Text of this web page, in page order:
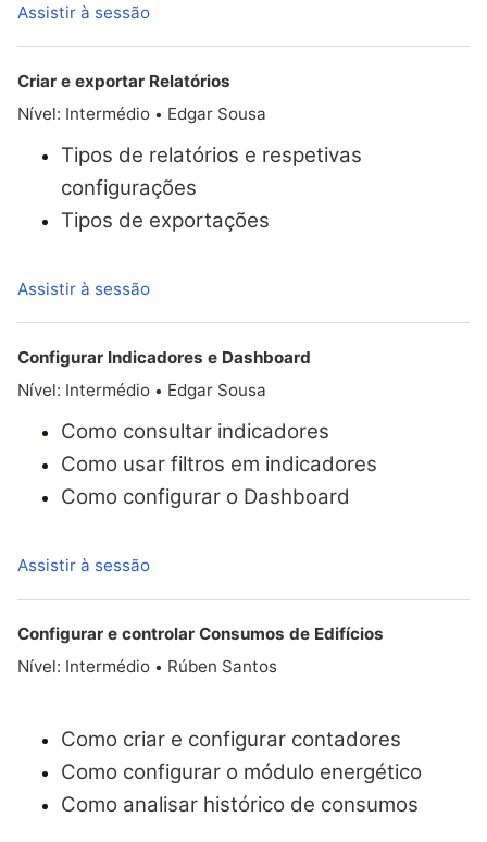
Assistir à sessão
Criar e exportar Relatórios
Nível: Intermédio • Edgar Sousa
Tipos de relatórios e respetivas
configurações
Tipos de exportações
Assistir à sessão
Configurar Indicadores e Dashboard
Nível: Intermédio • Edgar Sousa
Como consultar indicadores
Como usar filtros em indicadores
Como configurar o Dashboard
Assistir à sessão
Configurar e controlar Consumos de Edifícios
Nível: Intermédio • Rúben Santos
Como criar e configurar contadores
Como configurar o módulo energético
Como analisar histórico de consumos